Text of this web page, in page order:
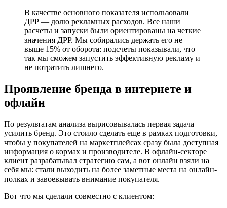
В качестве основного показателя использовали
ДРР — долю рекламных расходов. Все наши
расчеты и запуски были ориентированы на четкие
значения ДРР. Мы собирались держать его не
выше 15% от оборота: подсчеты показывали, что
так мы сможем запустить эффективную рекламу и
не потратить лишнего.
Проявление бренда в интернете и
офлайн
По результатам анализа вырисовывалась первая задача —
усилить бренд. Это стоило сделать еще в рамках подготовки,
чтобы у покупателей на маркетплейсах сразу была доступная
информация о кормах и производителе. В офлайн-секторе
клиент разрабатывал стратегию сам, а вот онлайн взяли на
себя мы: стали выходить на более заметные места на онлайн-
полках и завоевывать внимание покупателя.
Вот что мы сделали совместно с клиентом: